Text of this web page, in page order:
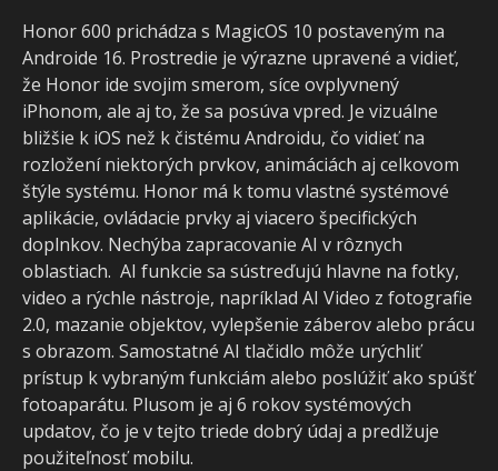
Honor 600 prichádza s MagicOS 10 postaveným na
Androide 16. Prostredie je výrazne upravené a vidieť,
že Honor ide svojim smerom, síce ovplyvnený
iPhonom, ale aj to, že sa posúva vpred. Je vizuálne
bližšie k iOS než k čistému Androidu, čo vidieť na
rozložení niektorých prvkov, animáciách aj celkovom
týle systému. Honor má k tomu vlastné systémové
aplikácie, ovládacie prvky aj viacero špecifických
doplnkov. Nechýba zapracovanie AI v rôznych
oblastiach. AI funkcie sa sústreďujú hlavne na fotky,
video a rýchle nástroje, napríklad AI Video z fotografie
2.0, mazanie objektov, vylepšenie záberov alebo prácu
s obrazom. Samostatné AI tlačidlo môže urýchliť
prístup k vybraným funkciám alebo poslúžiť ako spúšť
fotoaparátu. Plusom je aj 6 rokov systémových
updatov, čo je v tejto triede dobrý údaj a predlžuje
použiteľnosť mobilu.